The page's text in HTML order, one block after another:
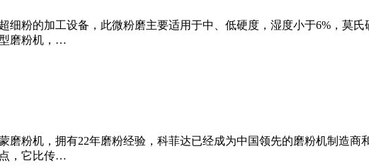
细粉的加工设备，此微粉磨主要适用于中、低硬度，湿度小于6%，莫
磨粉机，…
磨粉机，拥有22年磨粉经验，科菲达已经成为中国领先的磨粉机制造
，它比传…